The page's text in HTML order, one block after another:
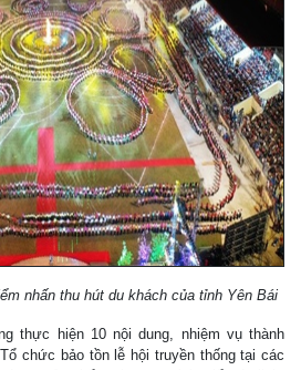
nhấn thu hút du khách của tỉnh Yên Bái
thực hiện 10 nội dung, nhiệm vụ thành
chức bảo tồn lễ hội truyền thống tại các